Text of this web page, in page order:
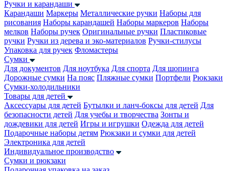
Ручки и карандаши
Карандаши Маркеры Металлические ручки Наборы для
рисования Наборы карандашей Наборы маркеров Наборы
мелков Наборы ручек Оригинальные ручки Пластиковые
ручки Ручки из дерева и эко-материалов Ручки-стилусы
Упаковка для ручек Фломастеры
Сумки
Для документов Для ноутбука Для спорта Для шопинга
Дорожные сумки На пояс Пляжные сумки Портфели Рюкзаки
Сумки-холодильники
Товары для детей
Аксессуары для детей Бутылки и ланч-боксы для детей Для
безопасности детей Для учебы и творчества Зонты и
дождевики для детей Игры и игрушки Одежда для детей
Подарочные наборы детям Рюкзаки и сумки для детей
Электроника для детей
Индивидуальное производство
Сумки и рюкзаки